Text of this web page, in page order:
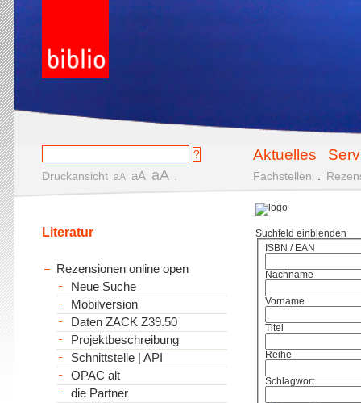
Aktuelles
Druckansicht aA aA aA Fachstellen
Suchfeld einblenden
ISBN / EAN
Nachname
Vorname
Titel
Reihe
Schlagwort
Literatur
Rezensionen online open
Neue Suche
Mobilversion
Daten ZACK Z39.50
Projektbeschreibung
Schnittstelle | API
OPAC alt
die Partner